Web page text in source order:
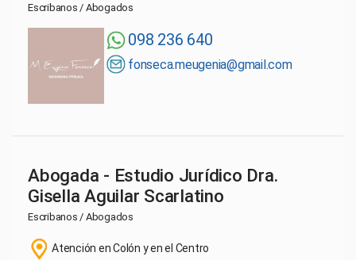
Escribanos / Abogados
098 236 640
fonseca.meugenia@gmail.com
Abogada - Estudio Jurídico Dra.
Gisella Aguilar Scarlatino
Escribanos / Abogados
Atención en Colón y en el Centro